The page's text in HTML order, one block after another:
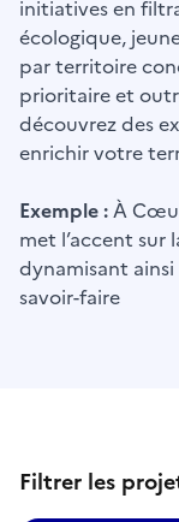
initiatives en
écologique,
par territoire
prioritaire et
découvrez des
enrichir votre
Exemple :À
met l’accent
dynamisant
savoir-faire
Filtrer les